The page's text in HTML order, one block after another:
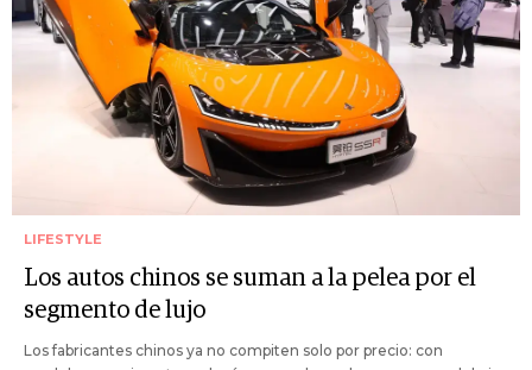
LIFESTYLE
Los autos chinos se suman a la pelea por el
segmento de lujo
Los fabricantes chinos ya no compiten solo por precio: con